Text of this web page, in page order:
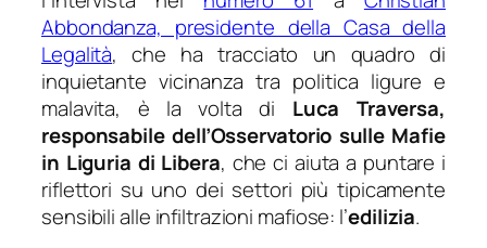
Abbondanza, presidente della Casa della
Legalità, che ha tracciato un quadro di
inquietante vicinanza tra politica ligure e
malavita, è la volta di Luca Traversa,
responsabile dell’Osservatorio sulle Mafie
in Liguria di Libera, che ci aiuta a puntare i
riflettori su uno dei settori più tipicamente
sensibili alle infiltrazioni mafiose: l’edilizia.